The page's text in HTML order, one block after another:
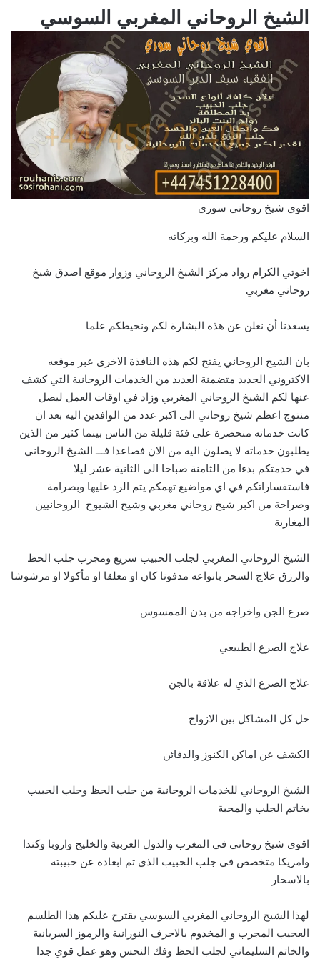
الشيخ الروحاني المغربي السوسي
اقوي شيخ روحاني سوري
السلام عليكم ورحمة الله وبركاته
اخوتي الكرام رواد مركز الشيخ الروحاني وزوار موقع اصدق شيخ
روحاني مغربي
يسعدنا أن نعلن عن هذه البشارة لكم ونحيطكم علما
بان الشيخ الروحاني يفتح لكم هذه النافذة الاخرى عبر موقعه
الاكتروني الجديد متضمنة العديد من الخدمات الروحانية التي كشف
عنها لكم الشيخ الروحاني المغربي وزاد في اوقات العمل ليصل
منتوج اعظم شيخ روحاني الى اكبر عدد من الوافدين اليه بعد ان
كانت خدماته منحصرة على فئة قليلة من الناس بينما كثير من الذين
يطلبون خدماته لا يصلون اليه من الان فصاعدا فـــ الشيخ الروحاني
في خدمتكم بدءا من الثامنة صباحا الى الثانية عشر ليلا
فاستفساراتكم في اي مواضيع تهمكم يتم الرد عليها وبصرامة
وصراحة من اكبر شيخ روحاني مغربي وشيخ الشيوخ الروحانيين
المغاربة
الشيخ الروحاني المغربي لجلب الحبيب سريع ومجرب جلب الحظ
والرزق علاج السحر بانواعه مدفونا كان او معلقا او مأكولا او مرشوشا
صرع الجن واخراجه من بدن الممسوس
علاج الصرع الطبيعي
علاج الصرع الذي له علاقة بالجن
حل كل المشاكل بين الازواج
الكشف عن اماكن الكنوز والدفائن
الشيخ الروحاني للخدمات الروحانية من جلب الحظ وجلب الحبيب
بخاتم الجلب والمحبة
اقوى شيخ روحاني في المغرب والدول العربية والخليج واروبا وكندا
وامريكا متخصص في جلب الحبيب الذي تم ابعاده عن حبيبته
بالاسحار
لهذا الشيخ الروحاني المغربي السوسي يقترح عليكم هذا الطلسم
العجيب المجرب و المخدوم بالاحرف النورانية والرموز السريانية
والخاتم السليماني لجلب الحظ وفك النحس وهو عمل قوي جدا